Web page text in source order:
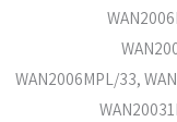
WAN2006MPL/33,